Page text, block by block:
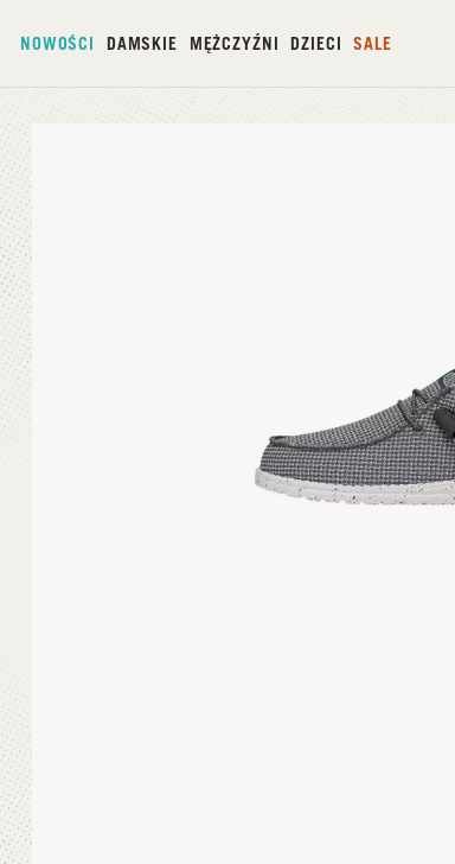
NOWOŚCI DAMSKIE MĘŻCZYŹNI DZIECI SALE